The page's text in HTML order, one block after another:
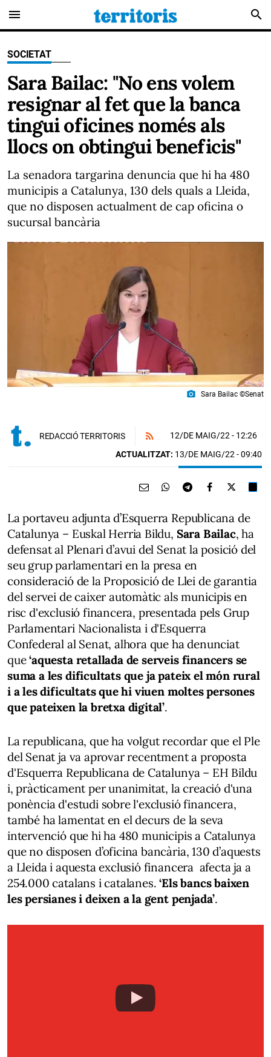
menu search
SOCIETAT
Sara Bailac: "No ens volem
resignar al fet que la banca
tingui oficines només als
llocs on obtingui beneficis"
La senadora targarina denuncia que hi ha 480
municipis a Catalunya, 130 dels quals a Lleida,
que no disposen actualment de cap oficina o
sucursal bancària
photo_camera Sara Bailac ©Senat
REDACCIÓ TERRITORIS 12/DE MAIG/22 - 12:26
ACTUALITZAT: 13/DE MAIG/22 - 09:40
La portaveu adjunta d’Esquerra Republicana de
Catalunya – Euskal Herria Bildu, Sara Bailac, ha
defensat al Plenari d’avui del Senat la posició del
seu grup parlamentari en la presa en
consideració de la Proposició de Llei de garantia
del servei de caixer automàtic als municipis en
risc d'exclusió financera, presentada pels Grup
Parlamentari Nacionalista i d'Esquerra
Confederal al Senat, alhora que ha denunciat
que‘aquesta retallada de serveis financers se
suma a les dificultats que ja pateix el món rural
i a les dificultats que hi viuen moltes persones
que pateixen la bretxa digital’.
La republicana, que ha volgut recordar que el Ple
del Senat ja va aprovar recentment a proposta
d'Esquerra Republicana de Catalunya – EH Bildu
i, pràcticament per unanimitat, la creació d'una
ponència d'estudi sobre l'exclusió financera,
també ha lamentat en el decurs de la seva
intervenció que hi ha 480 municipis a Catalunya
que no disposen d’oficina bancària, 130 d’aquests
a Lleida i aquesta exclusió financera afecta ja a
254.000 catalans i catalanes.‘Els bancs baixen
les persianes i deixen a la gent penjada’.